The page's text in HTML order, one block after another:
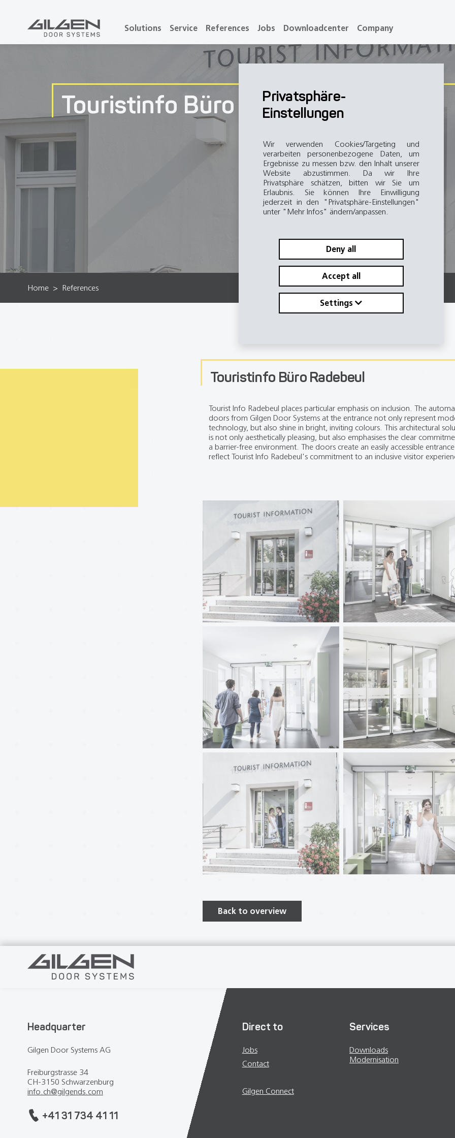
Privatsphäre-
Einstellungen
Wir verwenden Cookies/Targeting und
verarbeiten personenbezogene Daten, um
Ergebnisse zu messen bzw. den Inhalt unserer
Website abzustimmen. Da wir Ihre
Privatsphäre schätzen, bitten wir Sie um
Erlaubnis. Sie können Ihre Einwilligung
jederzeit in den "Privatsphäre-Einstellungen"
unter "Mehr Infos" ändern/anpassen.
Deny all
Accept all
Settings
Solutions Service References Jobs Downloadcenter Company
Touristinfo Büro Radebeul
Home References
Touristinfo Büro Radebeul
Tourist Info Radebeul places particular emphasis on inclusion. The
doors from Gilgen Door Systems at the entrance not only represent
technology, but also shine in bright, inviting colours. This architectural
is not only aesthetically pleasing, but also emphasises the clear
a barrier-free environment. The doors create an easily accessible
reflect Tourist Info Radebeul's commitment to an inclusive visitor
Back to overview
Headquarter
Gilgen Door Systems AG
Freiburgstrasse 34
CH-3150 Schwarzenburg
info.ch@gilgends.com
+41 31 734 41 11
Direct to
Jobs
Contact
Gilgen Connect
Services
Downloads
Modernisation